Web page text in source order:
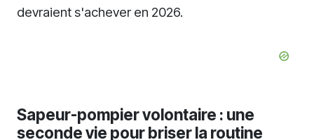
devraient s'achever en 2026.
Sapeur-pompier volontaire : une
seconde vie pour briser la routine